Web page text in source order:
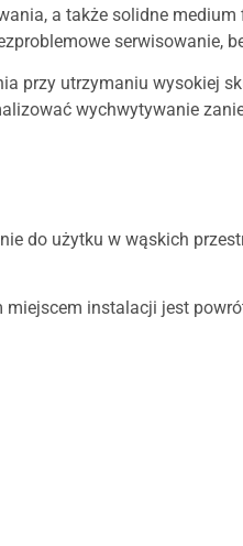
a także solidne
serwisowanie,
utrzymaniu wysokiej
wychwytywanie
do użytku w wąskich
instalacji jest